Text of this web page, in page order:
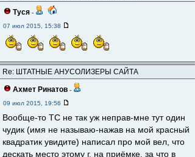
Туся -
07 июл 2015, 15:38
Re: ШТАТНЫЕ АНУСОЛИЗЕРЫ САЙТА
Ахмет Ринатов -
09 июл 2015, 19:56
Вообще-то ТС не так уж неправ-мне тут один
чудик (имя не называю-нажав на мой красный
квадратик увидите) написал про мой вел, что
дескать место этому г. на приёмке, за что в